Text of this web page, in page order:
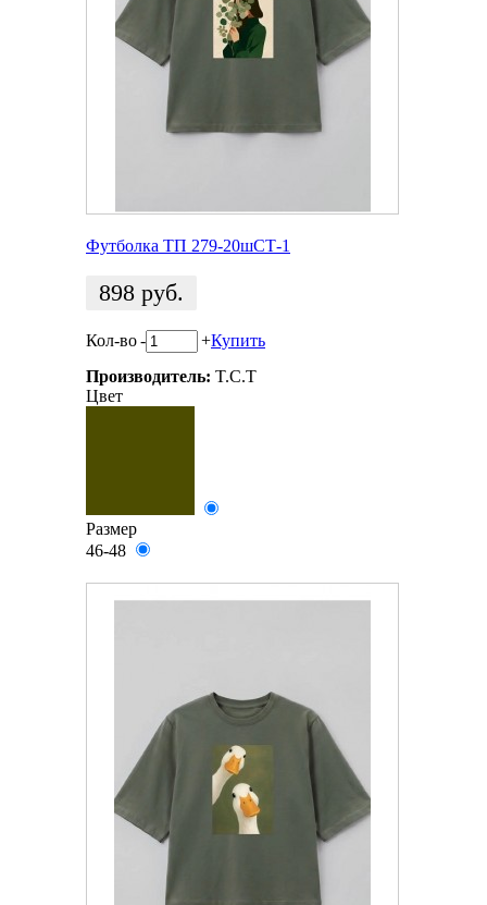
Футболка ТП 279-20шСТ-1
898 руб.
Кол-во- +Купить
Производитель: T.C.T
Цвет
Размер
46-48